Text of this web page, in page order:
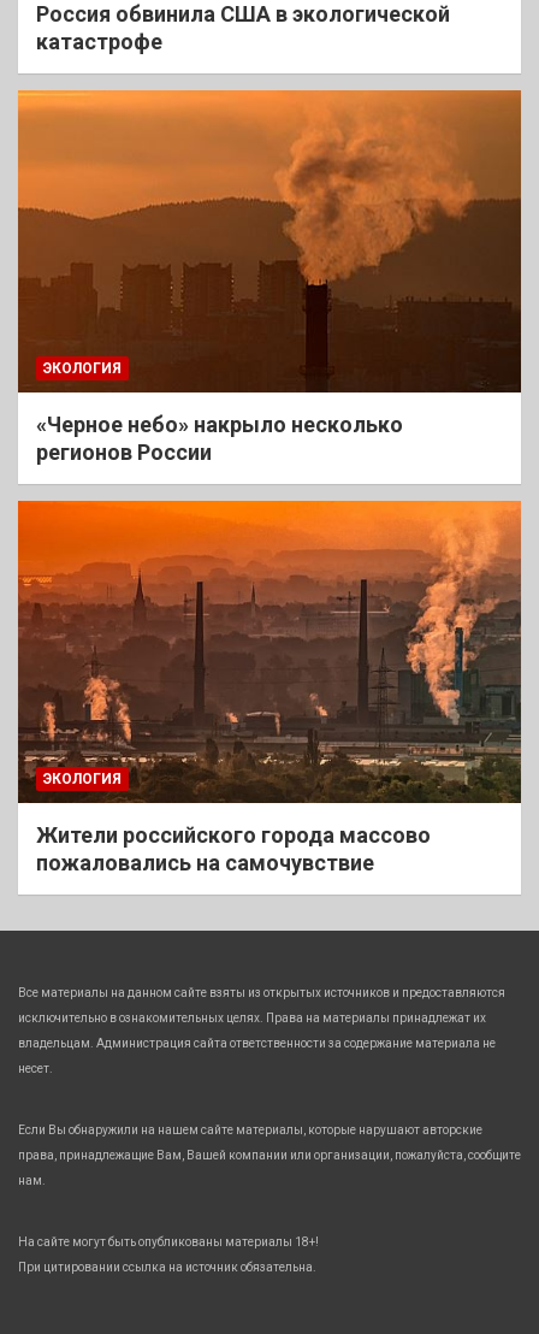
Россия обвинила США в экологической
катастрофе
ЭКОЛОГИЯ
«Черное небо» накрыло несколько
регионов России
ЭКОЛОГИЯ
Жители российского города массово
пожаловались на самочувствие
Все материалы на данном сайте взяты из открытых источников и предоставляются
исключительно в ознакомительных целях. Права на материалы принадлежат их
владельцам. Администрация сайта ответственности за содержание материала не
несет.
Если Вы обнаружили на нашем сайте материалы, которые нарушают авторские
права, принадлежащие Вам, Вашей компании или организации, пожалуйста, сообщите
нам.
На сайте могут быть опубликованы материалы 18+!
При цитировании ссылка на источник обязательна.